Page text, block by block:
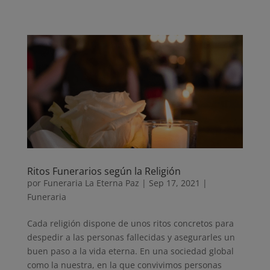
Ritos Funerarios según la Religión
por Funeraria La Eterna Paz | Sep 17, 2021 |
Funeraria
Cada religión dispone de unos ritos concretos para
despedir a las personas fallecidas y asegurarles un
buen paso a la vida eterna. En una sociedad global
como la nuestra, en la que convivimos personas